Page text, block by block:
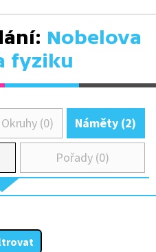
Nobelova
fyziku
Okruhy (0) Náměty (2)
Pořady (0)